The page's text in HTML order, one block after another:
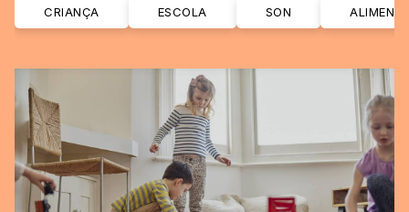
CRIANÇA ESCOLA SON